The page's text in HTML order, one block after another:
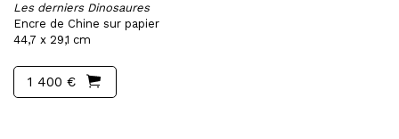
Les derniers Dinosaures
Encre de Chine sur papier
44,7 x 29,1 cm
1 400 €